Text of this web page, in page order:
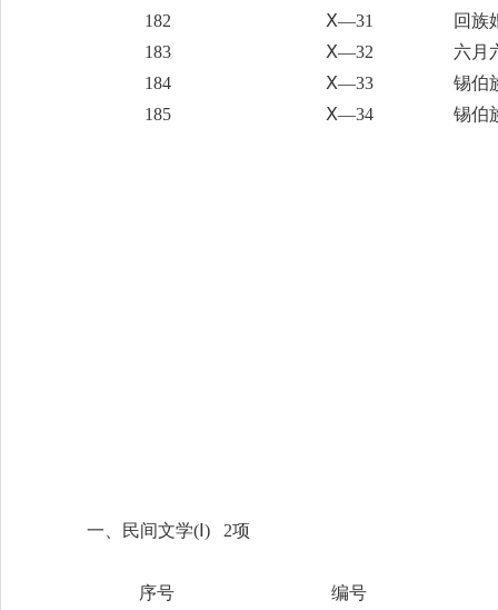
182
Ⅹ—31
回族
183
Ⅹ—32
六月
184
Ⅹ—33
锡伯
185
Ⅹ—34 锡伯
一、民间文学(Ⅰ) 2项
序号
编号